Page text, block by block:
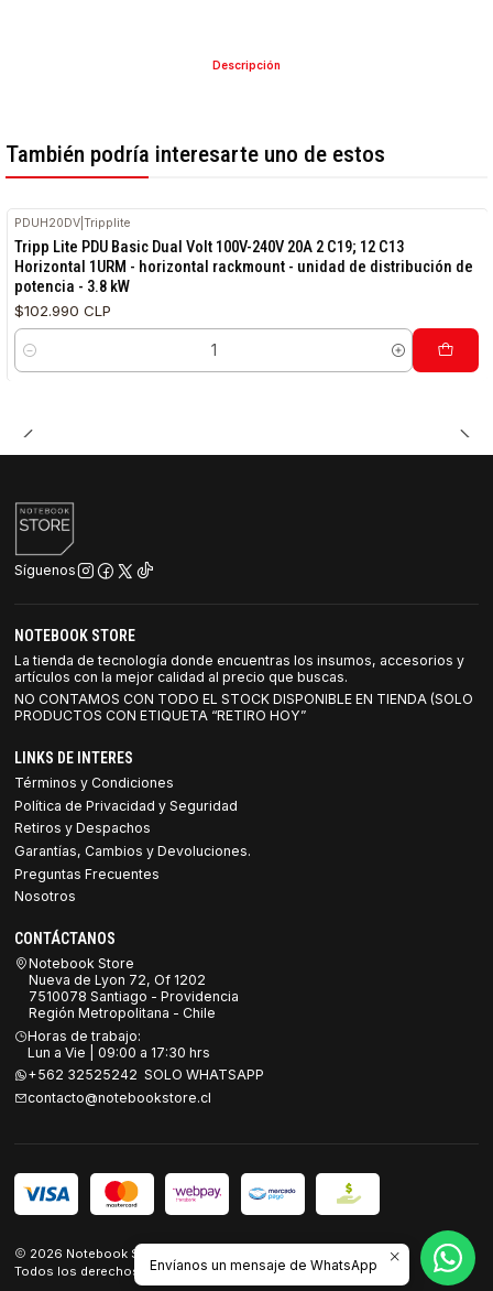
Descripción
También podría interesarte uno de estos
PDUH20DV |Tripplite
Tripp Lite PDU Basic Dual Volt 100V-240V 20A 2 C19; 12 C13
Horizontal 1URM - horizontal rackmount - unidad de distribución de
potencia - 3.8 kW
$102.990 CLP
Cantidad
Síguenos
NOTEBOOK STORE
La tienda de tecnología donde encuentras los insumos, accesorios y
artículos con la mejor calidad al precio que buscas.
NO CONTAMOS CON TODO EL STOCK DISPONIBLE EN TIENDA (SOLO
PRODUCTOS CON ETIQUETA “RETIRO HOY”
LINKS DE INTERES
Términos y Condiciones
Política de Privacidad y Seguridad
Retiros y Despachos
Garantías, Cambios y Devoluciones.
Preguntas Frecuentes
Nosotros
CONTÁCTANOS
Notebook Store
Nueva de Lyon 72, Of 1202
7510078 Santiago - Providencia
Región Metropolitana - Chile
Horas de trabajo:
Lun a Vie | 09:00 a 17:30 hrs
+562 32525242 SOLO WHATSAPP
contacto@notebookstore.cl
2026 Notebook Store.
Todos los derechos reservados.Desarrollado por Jumpseller
Envíanos un mensaje de WhatsApp